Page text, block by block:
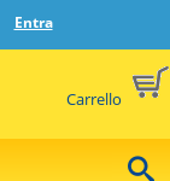
Entra
Carrello